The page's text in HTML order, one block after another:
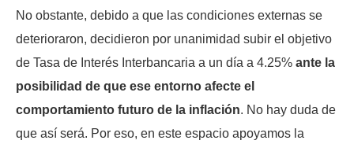
No obstante, debido a que las condiciones externas se
deterioraron, decidieron por unanimidad subir el objetivo
de Tasa de Interés Interbancaria a un día a 4.25% ante la
posibilidad de que ese entorno afecte el
comportamiento futuro de la inflación. No hay duda de
que así será. Por eso, en este espacio apoyamos la